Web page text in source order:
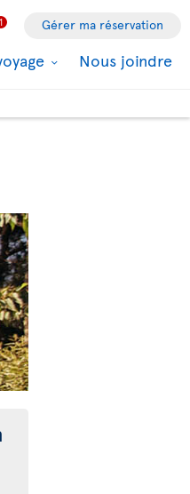
1 Gérer ma réservation
Nous joindre